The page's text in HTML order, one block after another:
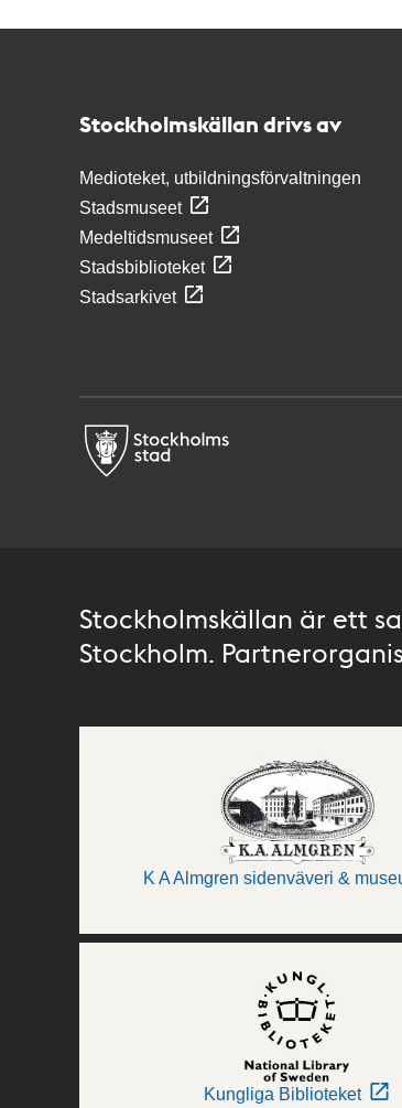
Stockholmskällan drivs av
Medioteket, utbildningsförvaltningen
Stadsmuseet
Medeltidsmuseet
Stadsbiblioteket
Stadsarkivet
Stockholmskällan är ett
Stockholm.
K A Almgren sidenväveri &
Kungliga Biblioteket